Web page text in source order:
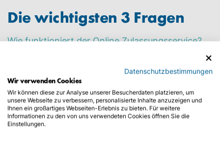
Die wichtigsten 3 Fragen
Wie funktioniert der Online Zulassungsservice?
Was kostet eine Zulassung oder Ummeldung?
SIE WOLLEN NICHT
WARTEN?
Datenschutzbestimmungen
Wir verwenden Cookies
Wir können diese zur Analyse unserer Besucherdaten platzieren, um
unsere Webseite zu verbessern, personalisierte Inhalte anzuzeigen und
Ihnen ein großartiges Webseiten-Erlebnis zu bieten. Für weitere
Informationen zu den von uns verwendeten Cookies öffnen Sie die
Einstellungen.